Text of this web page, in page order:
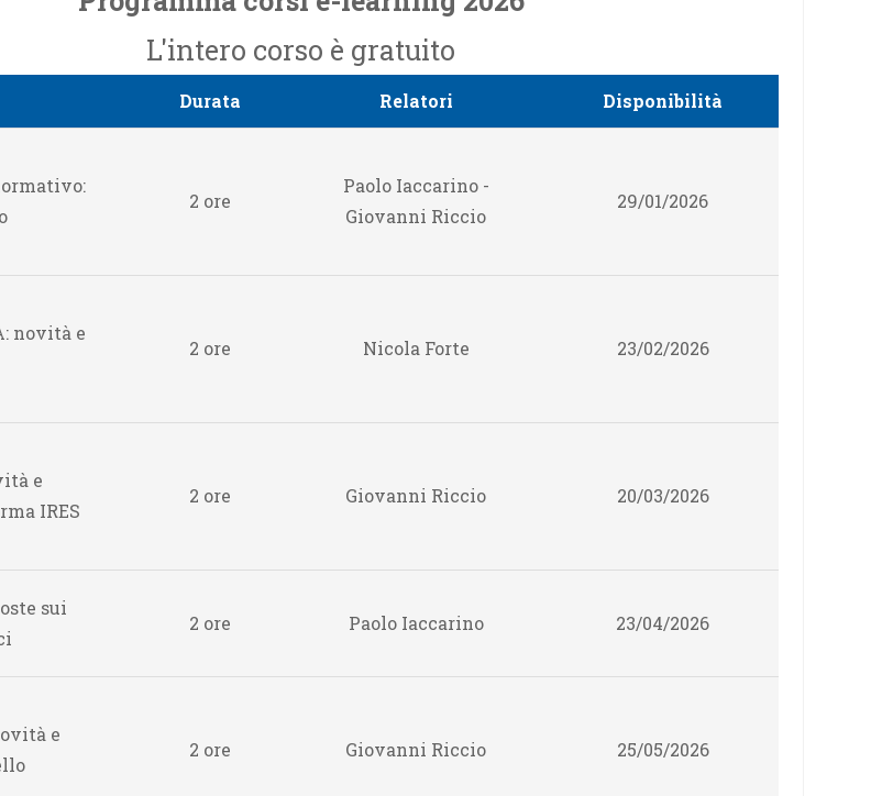
Corsi in streaming
L'intero corso è gratuito
Durata Relatori Disponibilità
2 ore
Paolo Iaccarino -
Giovanni Riccio
29/01/2026
novità e
2 ore Nicola Forte 23/02/2026
e
IRES
2 ore Giovanni Riccio 20/03/2026
sui
2 ore Paolo Iaccarino 23/04/2026
e
2 ore Giovanni Riccio 25/05/2026